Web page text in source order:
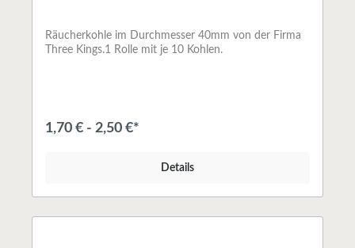
Räucherkohle im Durchmesser 40mm von der Firma
Three Kings.1 Rolle mit je 10 Kohlen.
1,70 € - 2,50 €*
Details